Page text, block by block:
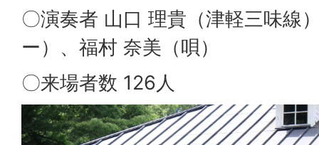
〇演奏者 山口 理貴（津軽三味線
ー）、福村 奈美（唄）
〇来場者数 126人